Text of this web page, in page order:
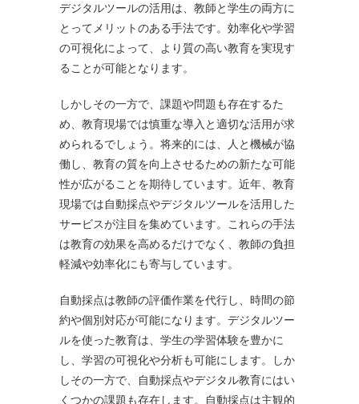
デジタルツールの活用は、教師と学生の両方に
とってメリットのある手法です。効率化や学習
の可視化によって、より質の高い教育を実現す
ることが可能となります。
しかしその一方で、課題や問題も存在するた
め、教育現場では慎重な導入と適切な活用が求
められるでしょう。将来的には、人と機械が協
働し、教育の質を向上させるための新たな可能
性が広がることを期待しています。近年、教育
現場では自動採点やデジタルツールを活用した
サービスが注目を集めています。これらの手法
は教育の効果を高めるだけでなく、教師の負担
軽減や効率化にも寄与しています。
自動採点は教師の評価作業を代行し、時間の節
約や個別対応が可能になります。デジタルツー
ルを使った教育は、学生の学習体験を豊かに
し、学習の可視化や分析も可能にします。しか
しその一方で、自動採点やデジタル教育にはい
くつかの課題も存在します。自動採点は主観的